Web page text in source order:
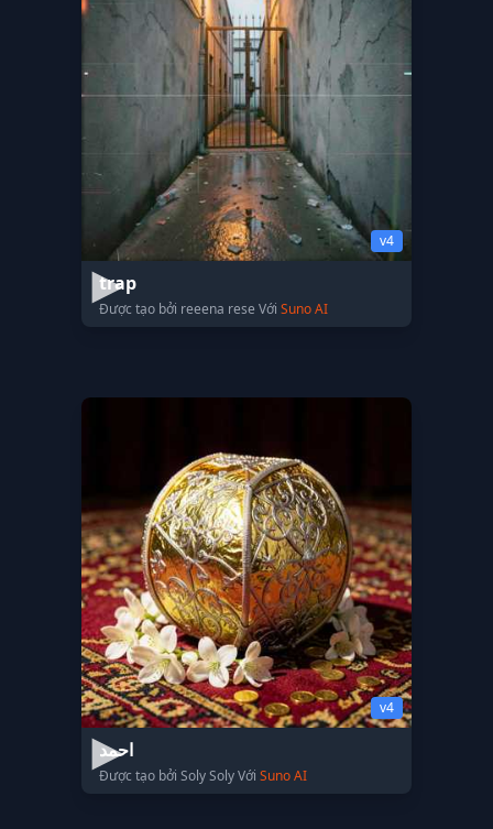
v4
trap
Được tạo bởi reeena rese Với Suno AI
v4
احمد
Được tạo bởi Soly Soly Với Suno AI